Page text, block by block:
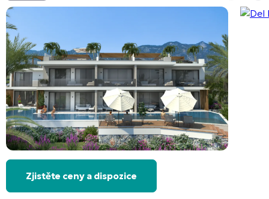
Zjistěte ceny a dispozice